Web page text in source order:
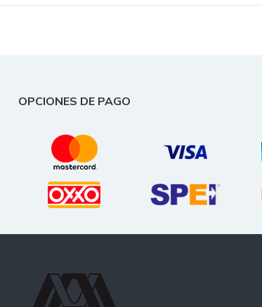
OPCIONES DE PAGO